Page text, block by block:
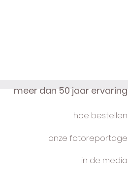
meer dan 50 jaar ervaring
hoe bestellen
onze fotoreportage
in de media